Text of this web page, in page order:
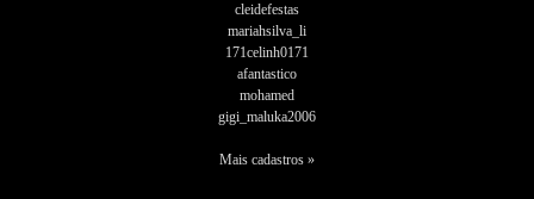
cleidefestas
mariahsilva_li
171celinh0171
afantastico
mohamed
gigi_maluka2006
Mais cadastros »